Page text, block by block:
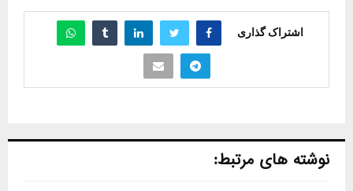
اشتراک گذاری
نوشته های مرتبط: